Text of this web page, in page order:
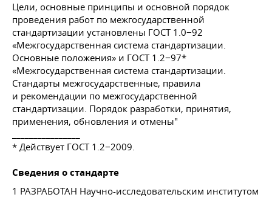
Цели, основные принципы и основной порядок
проведения работ по межгосударственной
стандартизации установлены ГОСТ 1 .0−92
«Межгосударственная система стандартизации.
Основные положения» и ГОСТ 1 .2−97*
«Межгосударственная система стандартизации.
Стандарты межгосударственные, правила
и рекомендации по межгосударственной
стандартизации. Порядок разработки, принятия,
применения, обновления и отмены"
* Действует ГОСТ 1 .2−2009.
Сведения о стандарте
1 РАЗРАБОТАН Научно-исследовательским институтом